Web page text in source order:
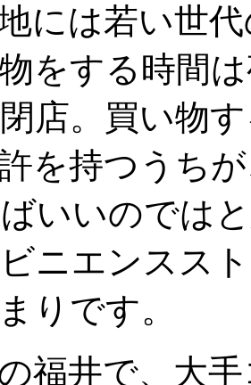
には若い世
をする時間
店。買い物
を持つうち
いいのでは
ニエンスス
りです。
井で、大手